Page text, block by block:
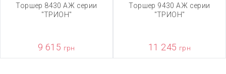
Торшер 8430 АЖ серии
"ТРИОН"
9 615 грн
Торшер 9430 АЖ серии
"ТРИОН"
11 245 грн